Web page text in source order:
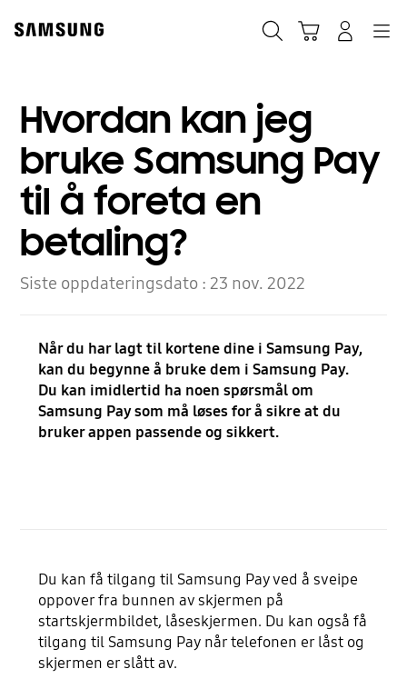
content
Hvordan kan jeg
bruke Samsung Pay
til å foreta en
betaling?
Siste oppdateringsdato :23 nov. 2022
Når du har lagt til kortene dine i Samsung Pay,
kan du begynne å bruke dem i Samsung Pay.
Du kan imidlertid ha noen spørsmål om
Samsung Pay som må løses for å sikre at du
bruker appen passende og sikkert.
Du kan få tilgang til Samsung Pay ved å sveipe
oppover fra bunnen av skjermen på
startskjermbildet, låseskjermen. Du kan også få
tilgang til Samsung Pay når telefonen er låst og
skjermen er slått av.